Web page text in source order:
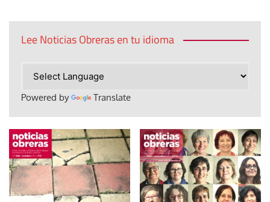
Lee Noticias Obreras en tu idioma
Powered by Translate